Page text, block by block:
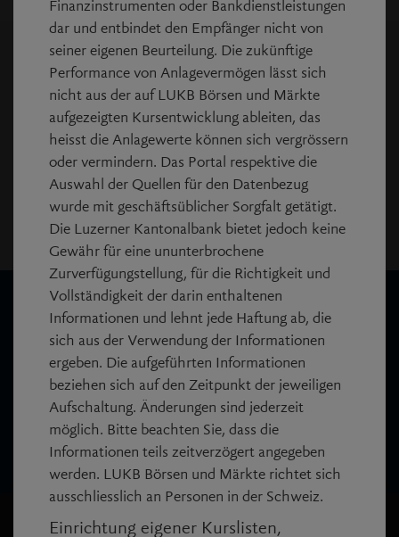
Finanzinstrumenten oder Bankdienstleistungen
dar und entbindet den Empfänger nicht von
seiner eigenen Beurteilung. Die zukünftige
Performance von Anlagevermögen lässt sich
nicht aus der auf LUKB Börsen und Märkte
aufgezeigten Kursentwicklung ableiten, das
heisst die Anlagewerte können sich vergrössern
oder vermindern. Das Portal respektive die
Auswahl der Quellen für den Datenbezug
wurde mit geschäftsüblicher Sorgfalt getätigt.
Die Luzerner Kantonalbank bietet jedoch keine
Gewähr für eine ununterbrochene
Zurverfügungstellung, für die Richtigkeit und
Vollständigkeit der darin enthaltenen
Informationen und lehnt jede Haftung ab, die
sich aus der Verwendung der Informationen
ergeben. Die aufgeführten Informationen
beziehen sich auf den Zeitpunkt der jeweiligen
Aufschaltung. Änderungen sind jederzeit
möglich. Bitte beachten Sie, dass die
Informationen teils zeitverzögert angegeben
werden. LUKB Börsen und Märkte richtet sich
ausschliesslich an Personen in der Schweiz.
Einrichtung eigener Kurslisten,
Copyright © Allfunds Tech Solutions2026, Rel. v4.1.62
Die Daten sind je nach Börse unterschiedlich verzögert,
jedoch mindestens 15 Minuten.
Disclaimer
Copyright:
© SIX Financial Information AG.
Wir sind für Sie da
call
Anrufen
+41 844 844 866
mail_outline Nachricht schreiben
LUKB